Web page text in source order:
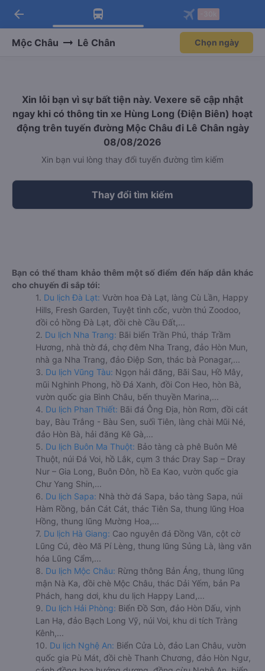
Tải app Vexere ngay!
Nhận ưu đãi thành viên độc
Mở app
Tải app Vexere
-30k/ghế khi đặt vé máy bay qua
Mở app
arrow_back
Mộc Châu Lê Chân Chọn ngày
Xin lỗi bạn vì sự bất tiện này. Vexere sẽ cập nhật
ngay khi có thông tin xe Hùng Long (Điện Biên) hoạt
động trên tuyến đường Mộc Châu đi Lê Chân ngày
08/08/2026
Xin bạn vui lòng thay đổi tuyến đường tìm kiếm
Thay đổi tìm kiếm
Bạn có thể tham khảo thêm một số điểm đến hấp dẫn khác
cho chuyến đi sắp tới:
1. Du lịch Đà Lạt: Vườn hoa Đà Lạt, làng Cù Lần, Happy
Hills, Fresh Garden, Tuyệt tình cốc, vườn thú Zoodoo,
đồi cỏ hồng Đà Lạt, đồi chè Cầu Đất,...
2. Du lịch Nha Trang: Bãi biển Trần Phú, tháp Trầm
Hương, nhà thờ đá, chợ đêm Nha Trang, đảo Hòn Mun,
nhà ga Nha Trang, đảo Điệp Sơn, thác bà Ponagar,...
3. Du lịch Vũng Tàu: Ngọn hải đăng, Bãi Sau, Hồ Mây,
mũi Nghinh Phong, hồ Đá Xanh, đồi Con Heo, hòn Bà,
vườn quốc gia Bình Châu, bến thuyền Marina,...
4. Du lịch Phan Thiết: Bãi đá Ông Địa, hòn Rơm, đồi cát
bay, Bàu Trắng - Bàu Sen, suối Tiên, làng chài Mũi Né,
đảo Hòn Bà, hải đăng Kê Gà,...
5. Du lịch Buôn Ma Thuột: Bảo tàng cà phê Buôn Mê
Thuột, núi Đá Voi, hồ Lắk, cụm 3 thác Dray Sap – Dray
Nur – Gia Long, Buôn Đôn, hồ Ea Kao, vườn quốc gia
Chư Yang Shin,...
6. Du lịch Sapa: Nhà thờ đá Sapa, bảo tàng Sapa, núi
Hàm Rồng, bản Cát Cát, thác Tiên Sa, thung lũng Hoa
Hồng, thung lũng Mường Hoa,...
7. Du lịch Hà Giang: Cao nguyên đá Đồng Văn, cột cờ
Lũng Cú, đèo Mã Pí Lèng, thung lũng Sủng Là, làng văn
hóa Lũng Cẩm,...
8. Du lịch Mộc Châu: Rừng thông Bản Áng, thung lũng
mận Nà Ka, đồi chè Mộc Châu, thác Dải Yếm, bản Pa
Phách, hang dơi, khu du lịch Happy Land,...
9. Du lịch Hải Phòng: Biển Đồ Sơn, đảo Hòn Dấu, vịnh
Lan Hạ, đảo Bạch Long Vỹ, núi Voi, khu di tích Tràng
Kênh,...
10. Du lịch Nghệ An: Biển Cửa Lò, đảo Lan Châu, vườn
quốc gia Pù Mát, đồi chè Thanh Chương, đảo Hòn Ngư,